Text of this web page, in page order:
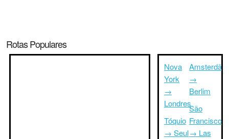
Rotas Populares
Nova
York
→
Londres
Tóquio
→ Seul
Amsterdã
→
Berlim
São
Francisco
→ Las